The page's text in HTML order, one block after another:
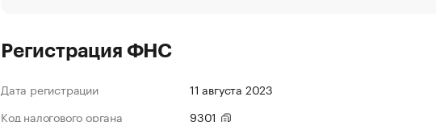
Регистрация ФНС
Дата регистрации
11 августа 2023
Код налогового органа
9301